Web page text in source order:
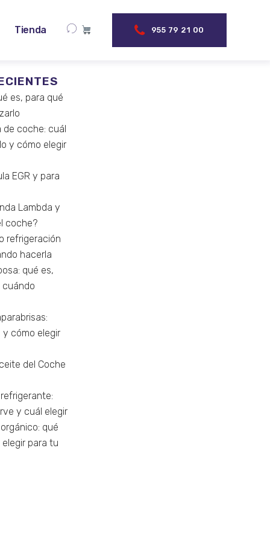
955 79 21 00
Tienda
es, para qué
de coche: cuál
y cómo elegir
EGR y para
Lambda y
coche?
refrigeración
hacerla
qué es,
cuándo
cómo elegir
del Coche
y cuál elegir
qué
para tu